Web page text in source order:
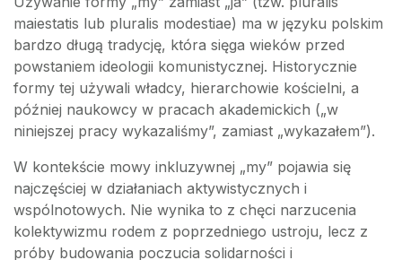
maiestatis lub pluralis modestiae) ma w języku polskim
bardzo długą tradycję, która sięga wieków przed
powstaniem ideologii komunistycznej. Historycznie
formy tej używali władcy, hierarchowie kościelni, a
później naukowcy w pracach akademickich („w
niniejszej pracy wykazaliśmy”, zamiast „wykazałem”).
W kontekście mowy inkluzywnej „my” pojawia się
najczęściej w działaniach aktywistycznych i
wspólnotowych. Nie wynika to z chęci narzucenia
kolektywizmu rodem z poprzedniego ustroju, lecz z
próby budowania poczucia solidarności i